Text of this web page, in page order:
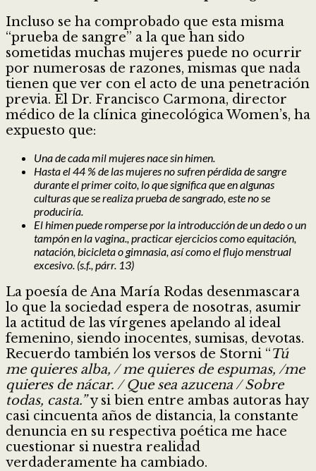
Incluso se ha comprobado que esta misma
“prueba de sangre” a la que han sido
sometidas muchas mujeres puede no ocurrir
por numerosas de razones, mismas que nada
tienen que ver con el acto de una penetración
previa. El Dr. Francisco Carmona, director
médico de la clínica ginecológica Women’s, ha
expuesto que:
Una de cada mil mujeres nace sin himen.
Hasta el 44 % de las mujeres no sufren pérdida de sangre
durante el primer coito, lo que significa que en algunas
culturas que se realiza prueba de sangrado, este no se
produciría.
El himen puede romperse por la introducción de un dedo o un
tampón en la vagina., practicar ejercicios como equitación,
natación, bicicleta o gimnasia, así como el flujo menstrual
excesivo. (s.f., párr. 13)
La poesía de Ana María Rodas desenmascara
lo que la sociedad espera de nosotras, asumir
la actitud de las vírgenes apelando al ideal
femenino, siendo inocentes, sumisas, devotas.
Recuerdo también los versos de Storni “Tú
me quieres alba, / me quieres de espumas, /me
quieres de nácar. / Que sea azucena / Sobre
todas, casta.”y si bien entre ambas autoras hay
casi cincuenta años de distancia, la constante
denuncia en su respectiva poética me hace
cuestionar si nuestra realidad
verdaderamente ha cambiado.